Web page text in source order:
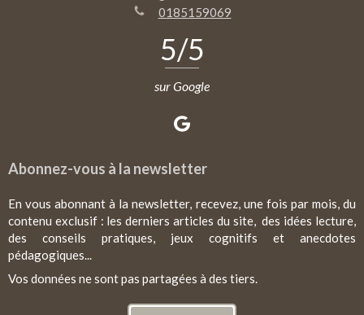
0185159069
5/5
sur Google
Abonnez-vous à la newsletter
En vous abonnant à la newsletter, recevez, une fois par mois, du
contenu exclusif : les derniers articles du site, des idées lecture,
des conseils pratiques, jeux cognitifs et anecdotes
pédagogiques...
Vos données ne sont pas partagées à des tiers.